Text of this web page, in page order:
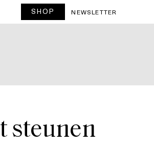
SHOP NEWSLETTER
steunen